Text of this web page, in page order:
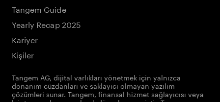
Tangem Guide
Yearly Recap 2025
Kariyer
Kişiler
Tangem AG, dijital varlıkları yönetmek için yalnızca
donanım cüzdanları ve saklayıcı olmayan yazılım
çözümleri sunar. Tangem, finansal hizmet sağlayıcısı veya